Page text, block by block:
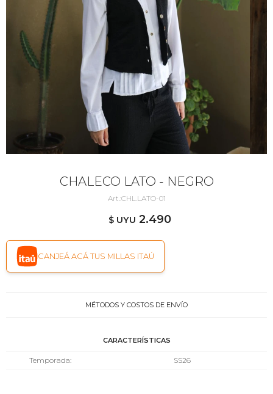
CHALECO LATO - NEGRO
CHL.LATO-01
$ UYU 2.490
CANJEÁ ACÁ TUS MILLAS ITAÚ
MÉTODOS Y COSTOS DE ENVÍO
CARACTERÍSTICAS
Temporada SS26